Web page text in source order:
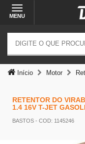
MENU
Início Motor
RETENTOR DO
1.4 16V T-JET
BASTOS - COD: 1145246
Temos